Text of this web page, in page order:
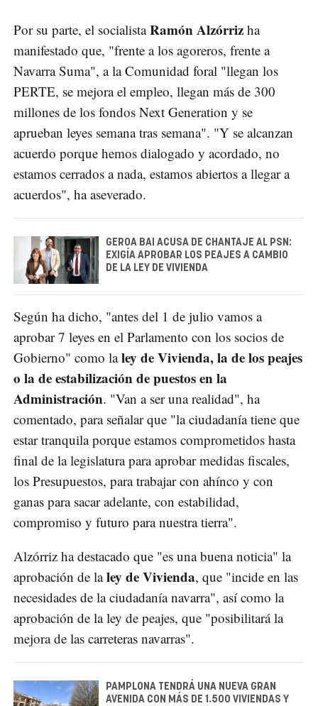
Por su parte, el socialistaRamón Alzórriz ha
manifestado que, "frente a los agoreros, frente a
Navarra Suma", a la Comunidad foral "llegan los
PERTE, se mejora el empleo, llegan más de 300
millones de los fondos Next Generation y se
aprueban leyes semana tras semana". "Y se alcanzan
acuerdo porque hemos dialogado y acordado, no
estamos cerrados a nada, estamos abiertos a llegar a
acuerdos", ha aseverado.
GEROA BAI ACUSA DE CHANTAJE AL PSN:
EXIGÍA APROBAR LOS PEAJES A CAMBIO
DE LA LEY DE VIVIENDA
Según ha dicho, "antes del 1 de julio vamos a
aprobar 7 leyes en el Parlamento con los socios de
Gobierno" como laley de Vivienda, la de los peajes
o la de estabilización de puestos en la
Administración. "Van a ser una realidad", ha
comentado, para señalar que "la ciudadanía tiene que
estar tranquila porque estamos comprometidos hasta
final de la legislatura para aprobar medidas fiscales,
los Presupuestos, para trabajar con ahínco y con
ganas para sacar adelante, con estabilidad,
compromiso y futuro para nuestra tierra".
Alzórriz ha destacado que "es una buena noticia" la
aprobación de laley de Vivienda, que "incide en las
necesidades de la ciudadanía navarra", así como la
aprobación de la ley de peajes, que "posibilitará la
mejora de las carreteras navarras".
PAMPLONA TENDRÁ UNA NUEVA GRAN
AVENIDA CON MÁS DE 1.500 VIVIENDAS Y